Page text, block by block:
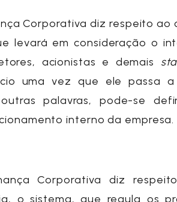
Corporativa diz respeito ao
levará em consideração o
acionistas e demais
uma vez que ele passa
outras palavras, pode-se
interno da empresa.
Corporativa
diz
o sistema, que regula os